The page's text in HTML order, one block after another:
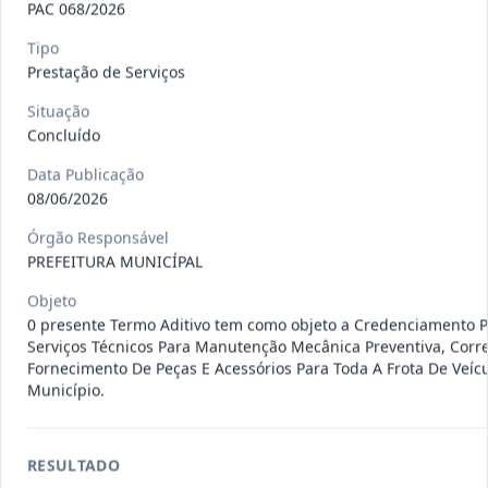
120/2026
Outros
E IMP...
Situação
Prestação
de
mecânicas especializada para pres
Situação: Concluído Data:07/08/2026 Ver detalhes
de
PAC 068/2026
Tipo
Prestação de Serviços
Situação
Concluído
Data Publicação
08/06/2026
Órgão Responsável
PREFEITURA MUNICÍPAL
Objeto
0 presente Termo Aditivo tem como objeto a Credenciamento
Serviços Técnicos Para Manutenção Mecânica Preventiva,
Fornecimento De Peças E Acessórios Para Toda A Frota De
Município.
RESULTADO